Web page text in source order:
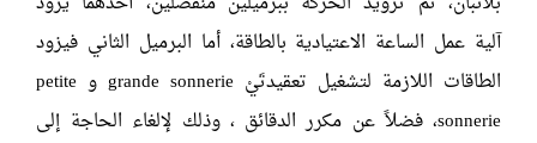
آلية عمل الساعة الاعتيادية بالطاقة، أما البرميل الثاني فيزود
الطاقات اللازمة لتشغيل تعقيدتَيْ grande sonnerie و petite
sonnerie، فضلاً عن مكرر الدقائق ، وذلك لإلغاء الحاجة إلى